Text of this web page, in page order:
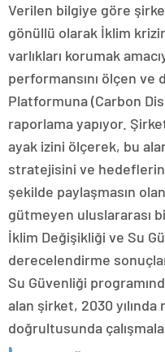
Verilen bilgiye göre
gönüllü olarak İklim
varlıkları korumak
performansını ölçen ve
Platformuna (Carbon
raporlama yapıyor.
ayak izini ölçerek, bu
stratejisini ve
şekilde paylaşmasın
gütmeyen uluslararası
İklim Değişikliği ve Su
derecelendirme
Su Güvenliği
alan şirket, 2030
doğrultusunda